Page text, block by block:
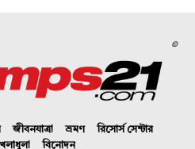
©
জীবনযাত্রা ভ্রমণ
রিসোর্স সেন্টার
বিনোদন